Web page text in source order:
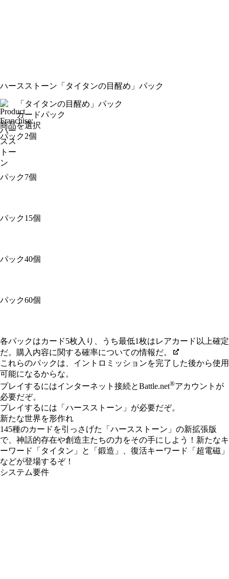
ハースストーン 「タイタンの目醒め」パック
「タイタンの目醒め」パック
カードパック
商品を選択
パック2個
パック7個
パック15個
パック40個
パック60個
Available actions
各パックはカード5枚入り、うち最低1枚はレアカード以上確定
だ。購入内容に関する確率についての情報だ。
これらのパックは、イントロミッションを完了した後から使用
可能になるからな。
プレイするにはインターネット接続とBattle.net®アカウントが
必要だぞ。
プレイするには「ハースストーン」が必要だぞ。
新たな世界を形作れ
145種のカードを引っさげた「ハースストーン」の新拡張版
で、神話的存在や創造主たちの力をその手にしよう！新たなキ
ーワード「タイタン」と「鍛造」、復活キーワード「超電磁」
などが登場するぞ！
システム要件